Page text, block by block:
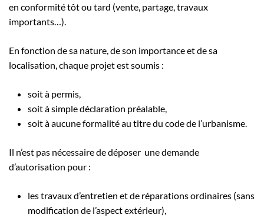
en conformité tôt ou tard (vente, partage, travaux
importants…).
En fonction de sa nature, de son importance et de sa
localisation, chaque projet est soumis :
soit à permis,
soit à simple déclaration préalable,
soit à aucune formalité au titre du code de l’urbanisme.
Il n’est pas nécessaire de déposer une demande
d’autorisation pour :
les travaux d’entretien et de réparations ordinaires (sans
modification de l’aspect extérieur),